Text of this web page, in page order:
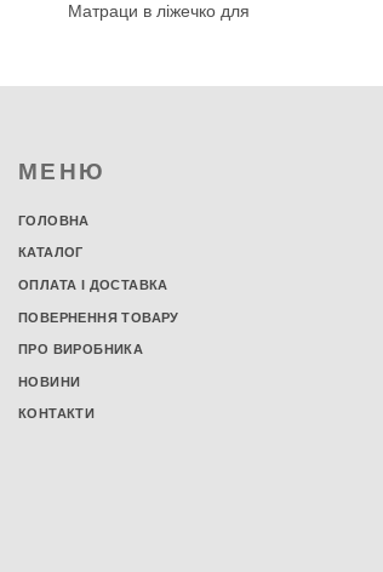
Матраци в ліжечко для
Матраци в коляску для
новонародженого
Підліткова постільна білизна
Комплекти в дитяче ліжко
Дитячі пелюшки
Водонепроникні пелюшки
МЕНЮ
ГОЛОВНА
КАТАЛОГ
ОПЛАТА І ДОСТАВКА
ПОВЕРНЕННЯ ТОВАРУ
ПРО ВИРОБНИКА
НОВИНИ
КОНТАКТИ